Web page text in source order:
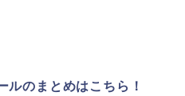
ルのまとめはこちら！